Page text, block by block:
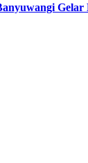
Gelar